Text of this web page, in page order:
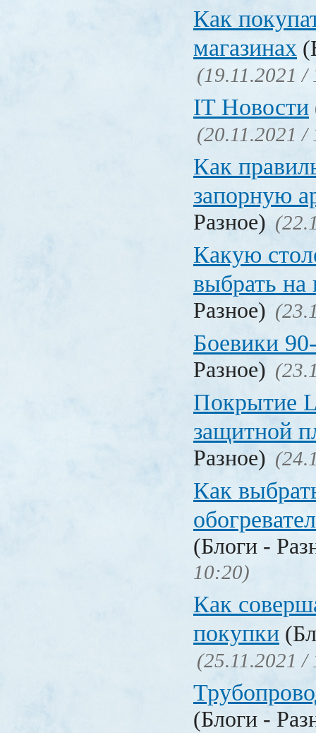
Как
магазинах
(19.11.2021 /
IT Новости
(20.11.2021 /
Как
запорную
Разное)
Какую
выбрать
Разное)
Боевики
Разное)
Покрытие
защитной
Разное)
Как
(Блоги -
10:20)
Как
покупки
(25.11.2021 /
(Блоги -